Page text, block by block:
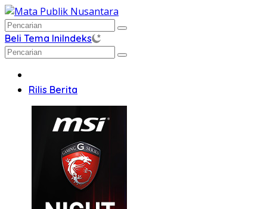
Langsung
ke
konten
Beli Tema IniIndeks
Rilis Berita